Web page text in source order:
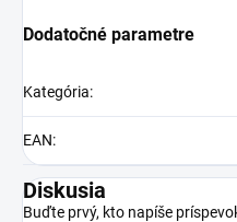
Dodatočné parametre
Kategória:
EAN:
Diskusia
Buďte prvý, kto napíše